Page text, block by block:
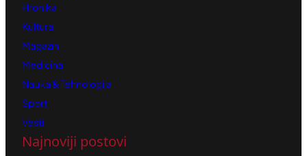
Hronika
Kultura
Magazin
Medicina
Nauka & Tehnologija
Sport
Vesti
Najnoviji postovi